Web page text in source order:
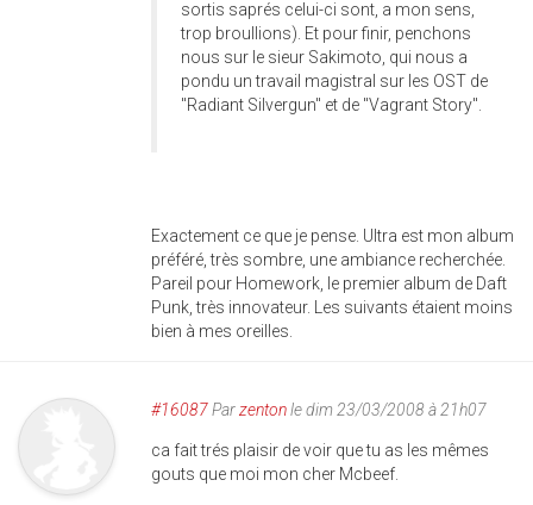
sortis saprés celui-ci sont, a mon sens,
trop broullions). Et pour finir, penchons
nous sur le sieur Sakimoto, qui nous a
pondu un travail magistral sur les OST de
"Radiant Silvergun" et de "Vagrant Story".
Exactement ce que je pense. Ultra est mon album
préféré, très sombre, une ambiance recherchée.
Pareil pour Homework, le premier album de Daft
Punk, très innovateur. Les suivants étaient moins
bien à mes oreilles.
#16087Parzentonle dim 23/03/2008 à 21h07
ca fait trés plaisir de voir que tu as les mêmes
gouts que moi mon cher Mcbeef.